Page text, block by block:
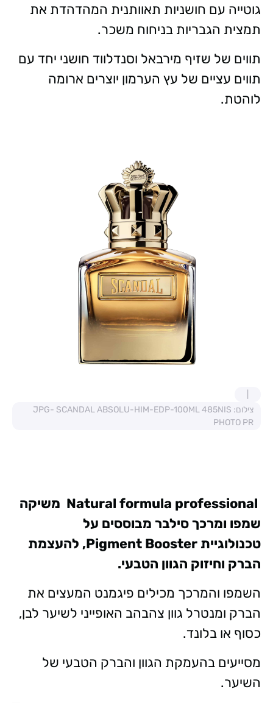
גוטייה עם חושניות תאוותנית המהדהדת את
תמצית הגבריות בניחוח משכר.
תווים של שזיף מירבאל וסנדלווד חושני יחד עם
תווים עציים של עץ הערמון יוצרים ארומה
לוהטת.
צילום: JPG- SCANDAL ABSOLU-HIM-EDP-100ML 485NIS
PHOTO PR
Natural formula professional משיקה
שמפו ומרכך סילבר מבוססים על
טכנולוגיית Pigment Booster
, להעצמת
הברק וחיזוק הגוון הטבעי.
השמפו והמרכך מכילים פיגמנט המעצים את
הברק ומנטרל גוון צהבהב האופייני לשיער לבן,
כסוף או בלונד.
מסייעים בהעמקת הגוון והברק הטבעי של
השיער.